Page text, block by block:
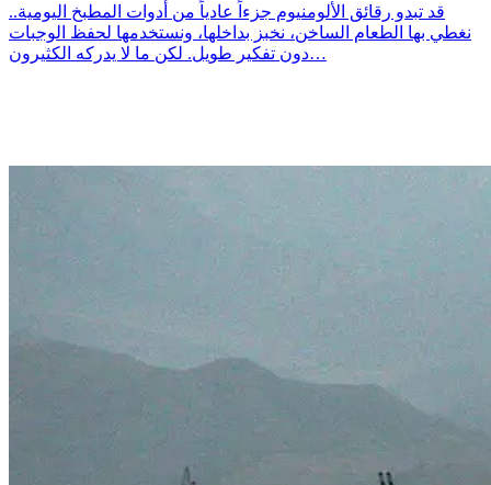
قد تبدو رقائق الألومنيوم جزءاً عادياً من أدوات المطبخ اليومية..
نغطي بها الطعام الساخن، نخبز بداخلها، ونستخدمها لحفظ الوجبات
دون تفكير طويل. لكن ما لا يدركه الكثيرون…